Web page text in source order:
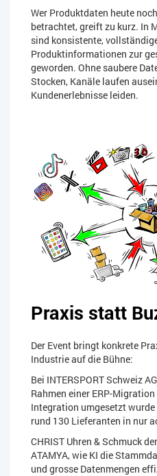
Wer Produktdaten heute
betrachtet, greift zu kurz. In
sind konsistente,
Produktinformationen zur
geworden. Ohne saubere
Stocken, Kanäle laufen
Kundenerlebnisse leiden.
Praxis statt
Der Event bringt konkrete
Industrie auf die Bühne:
Bei INTERSPORT Schweiz
Rahmen einer ERP-
Integration umgesetzt
rund 130 Lieferanten in nur
CHRIST Uhren & Schmuck
ATAMYA, wie KI die
und grosse Datenmengen